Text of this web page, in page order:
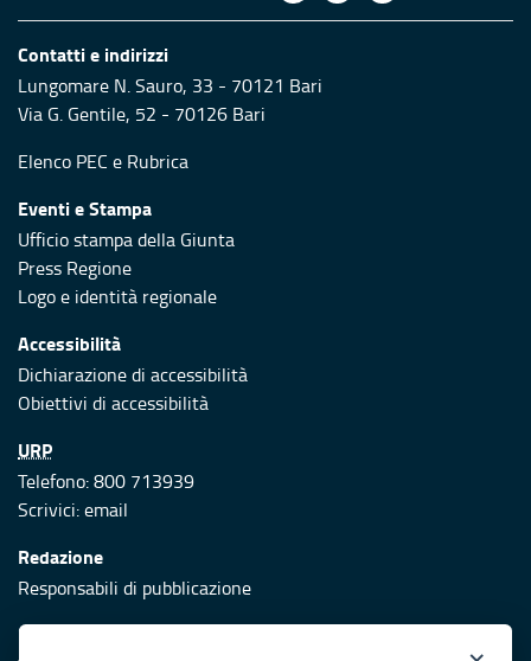
Contatti e indirizzi
Lungomare N. Sauro, 33 - 70121 Bari
Via G. Gentile, 52 - 70126 Bari
Elenco PEC e Rubrica
Eventi e Stampa
Ufficio stampa della Giunta
Press Regione
Logo e identità regionale
Accessibilità
Dichiarazione di accessibilità
Obiettivi di accessibilità
URP
Telefono: 800 713939
Scrivici:email
Redazione
Responsabili di pubblicazione
Protezione civile